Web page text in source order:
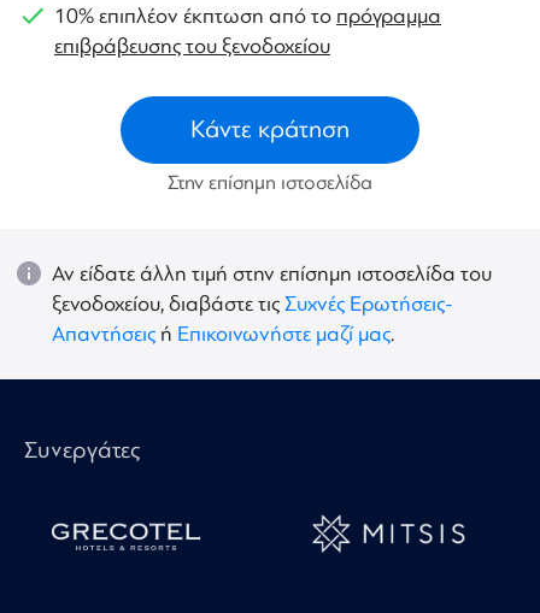
10% επιπλέον έκπτωση από τοπρόγραμμα
επιβράβευσης του ξενοδοχείου
Κάντε κράτηση
Στην επίσημη ιστοσελίδα
Αν είδατε άλλη τιμή στην επίσημη ιστοσελίδα του
ξενοδοχείου, διαβάστε τιςΣυχνές Ερωτήσεις-
Απαντήσεις ή Επικοινωνήστε μαζί μας.
Συνεργάτες